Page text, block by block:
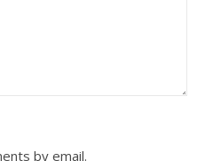
by email.